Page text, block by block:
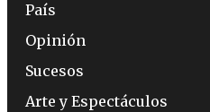
País
Opinión
Sucesos
Arte y Espectáculos